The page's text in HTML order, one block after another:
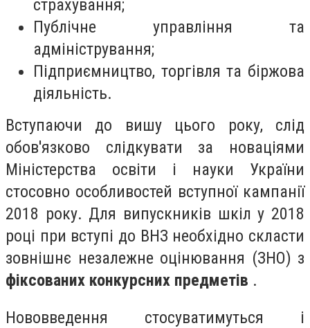
страхування;
Публічне управління та
адміністрування;
Підприємництво, торгівля та біржова
діяльність.
Вступаючи до вишу цього року, слід
обов'язково слідкувати за новаціями
Міністерства освіти і науки України
стосовно особливостей вступної кампанії
2018 року. Для випускників шкіл у 2018
році при вступі до ВНЗ необхідно скласти
зовнішнє незалежне оцінювання (ЗНО) з
фіксованих конкурсних предметів .
Нововведення стосуватимуться і